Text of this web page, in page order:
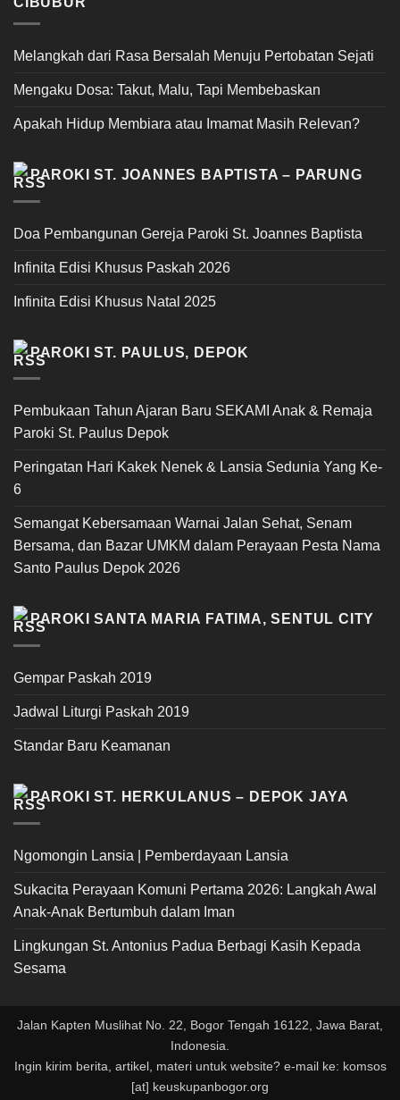
Melangkah dari Rasa Bersalah Menuju Pertobatan Sejati
Mengaku Dosa: Takut, Malu, Tapi Membebaskan
Apakah Hidup Membiara atau Imamat Masih Relevan?
PAROKI ST. JOANNES BAPTISTA – PARUNG
Doa Pembangunan Gereja Paroki St. Joannes Baptista
Infinita Edisi Khusus Paskah 2026
Infinita Edisi Khusus Natal 2025
PAROKI ST. PAULUS, DEPOK
Pembukaan Tahun Ajaran Baru SEKAMI Anak & Remaja
Paroki St. Paulus Depok
Peringatan Hari Kakek Nenek & Lansia Sedunia Yang Ke-
6
Semangat Kebersamaan Warnai Jalan Sehat, Senam
Bersama, dan Bazar UMKM dalam Perayaan Pesta Nama
Santo Paulus Depok 2026
PAROKI SANTA MARIA FATIMA, SENTUL CITY
Gempar Paskah 2019
Jadwal Liturgi Paskah 2019
Standar Baru Keamanan
PAROKI ST. HERKULANUS – DEPOK JAYA
Ngomongin Lansia | Pemberdayaan Lansia
Sukacita Perayaan Komuni Pertama 2026: Langkah Awal
Anak-Anak Bertumbuh dalam Iman
Lingkungan St. Antonius Padua Berbagi Kasih Kepada
Sesama
Jalan Kapten Muslihat No. 22, Bogor Tengah 16122, Jawa Barat,
Indonesia.
Ingin kirim berita, artikel, materi untuk website? e-mail ke: komsos
[at] keuskupanbogor.org